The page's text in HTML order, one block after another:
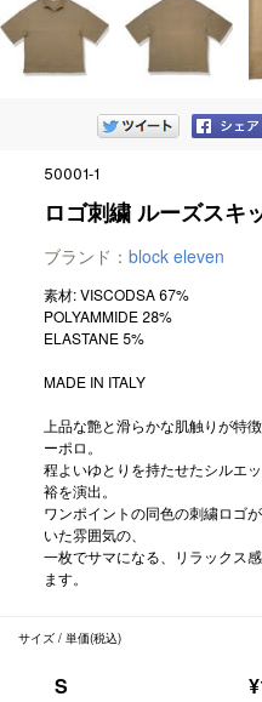
50001-1
ロゴ刺繍 ルーズスキ
ブランド： block eleven
素材: VISCODSA 67%
POLYAMMIDE 28%
ELASTANE 5%
MADE IN ITALY
上品な艶と滑らかな肌触りが特
ーポロ。
程よいゆとりを持たせたシルエ
裕を演出。
ワンポイントの同色の刺繍ロゴ
いた雰囲気の、
一枚でサマになる、リラックス
ます。
サイズ / 単価(税込)
S